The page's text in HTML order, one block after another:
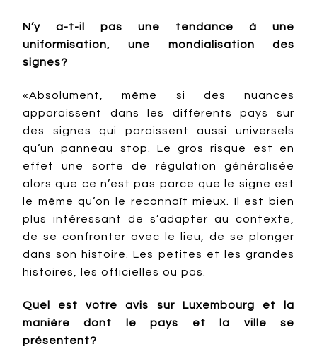
N’y a-t-il pas une tendance à une
uniformisation, une mondialisation des
signes?
«Absolument, même si des nuances
apparaissent dans les différents pays sur
des signes qui paraissent aussi universels
qu’un panneau stop. Le gros risque est en
effet une sorte de régulation généralisée
alors que ce n’est pas parce que le signe est
le même qu’on le reconnaît mieux. Il est bien
plus intéressant de s’adapter au contexte,
de se confronter avec le lieu, de se plonger
dans son histoire. Les petites et les grandes
histoires, les officielles ou pas.
Quel est votre avis sur Luxembourg et la
manière dont le pays et la ville se
présentent?